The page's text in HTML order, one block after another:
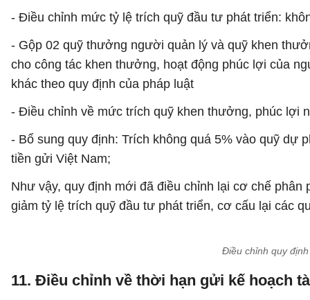
- Điều chỉnh mức tỷ lệ trích quỹ đầu tư phát triển:
- Gộp 02 quỹ thưởng người quản lý và quỹ khen
cho công tác khen thưởng, hoạt động phúc lợi của
khác theo quy định của pháp luật
- Điều chỉnh về mức trích quỹ khen thưởng, phúc lợi
- Bổ sung quy định: Trích không quá 5% vào quỹ dự
tiền gửi Việt Nam;
Như vậy, quy định mới đã điều chỉnh lại cơ chế
giảm tỷ lệ trích quỹ đầu tư phát triển, cơ cấu lại các
Điều chỉnh quy
11. Điều chỉnh về thời hạn gửi kế hoạch